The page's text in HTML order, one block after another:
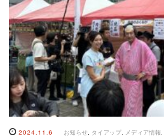
2024.11.6 お知らせ タイアップ メディア情報